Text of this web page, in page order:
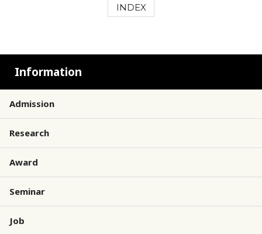
INDEX
Information
Admission
Research
Award
Seminar
Job